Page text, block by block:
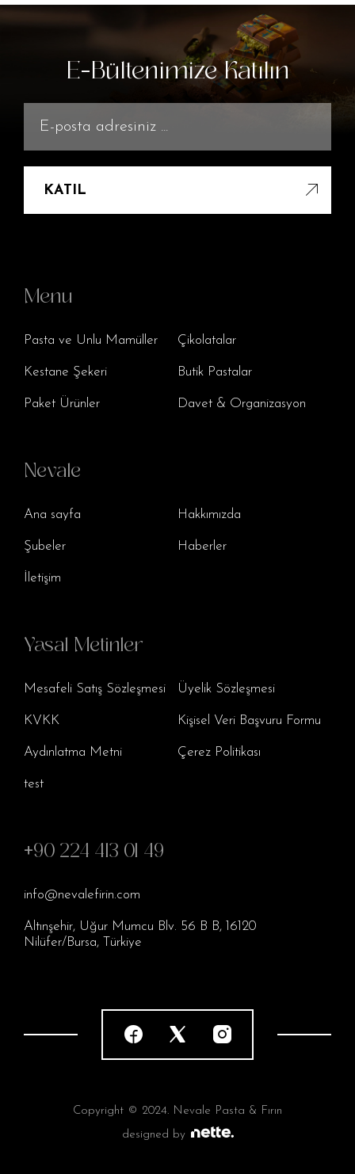
E-Bültenimize Katılın
KATIL
Menu
Pasta ve Unlu Mamüller Çikolatalar
Kestane Şekeri Butik Pastalar
Paket Ürünler Davet & Organizasyon
Nevale
Ana sayfa Hakkımızda
Şubeler Haberler
İletişim
Yasal Metinler
Mesafeli Satış Sözleşmesi Üyelik Sözleşmesi
KVKK Kişisel Veri Başvuru Formu
Aydınlatma Metni Çerez Politikası
test
+90 224 413 01 49
info@nevalefirin.com
Altınşehir, Uğur Mumcu Blv. 56 B B, 16120
Nilüfer/Bursa, Türkiye
Copyright © 2024. Nevale Pasta & Fırın
designed by